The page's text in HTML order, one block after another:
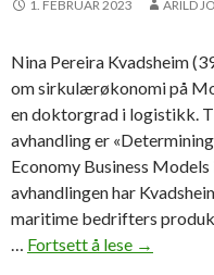
a
m
p
u
s
e
n
n
1. FEBRUAR 2023 ARILD
Nina Pereira Kvadsheim
om sirkulærøkonomi på
en doktorgrad i logistikk.
avhandling er
Economy Business
avhandlingen har
maritime bedrifters
… Fortsett å lese F
→